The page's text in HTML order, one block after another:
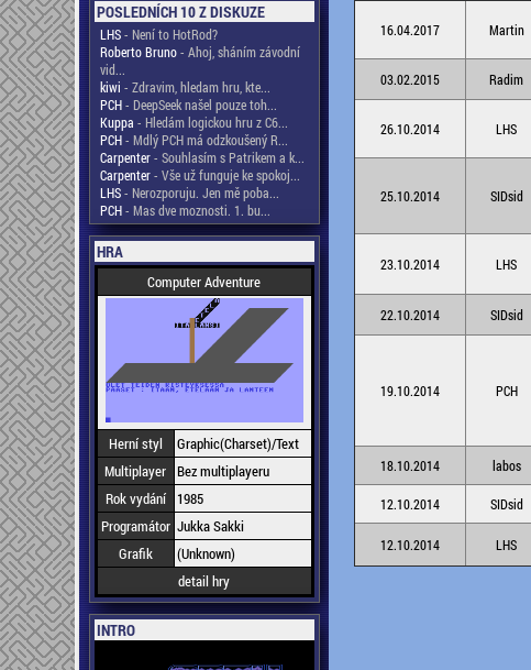
POSLEDNÍCH 10 Z DISKUZE
LHS- Není to HotRod?
Roberto Bruno- Ahoj, sháním závodní
vid...
kiwi - Zdravim, hledam hru, kte...
PCH- DeepSeek našel pouze toh...
Kuppa - Hledám logickou hru z C6...
PCH- Mdlý PCH má odzkoušený R...
Carpenter- Souhlasím s Patrikem a k...
Carpenter- Vše už funguje ke spokoj...
LHS- Nerozporuju. Jen mě poba...
PCH- Mas dve moznosti. 1. bu...
HRA
Computer Adventure
Herní styl
Graphic(Charset)/Text
Multiplayer Bez multiplayeru
Rok vydání
1985
Programátor Jukka Sakki
Grafik
(Unknown)
detail hry
INTRO
16.04.2017 Martin
03.02.2015
Radim
26.10.2014 LHS
25.10.2014 SIDsid
23.10.2014 LHS
22.10.2014 SIDsid
19.10.2014 PCH
18.10.2014
labos
12.10.2014 SIDsid
12.10.2014 LHS